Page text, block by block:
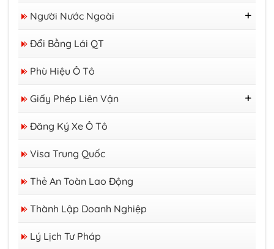
Người Nước Ngoài
Thị Thực
Thẻ Tạm Trú
Giấy Phép Lao Động
Đổi Bằng Lái QT
Phù Hiệu Ô Tô
Giấy Phép Liên Vận
GP Liên Vận Việt - Lào
GP Liên Vận Việt - Campuchia
Đăng Ký Xe Ô Tô
Visa Trung Quốc
Thẻ An Toàn Lao Động
Thành Lập Doanh Nghiệp
Lý Lịch Tư Pháp